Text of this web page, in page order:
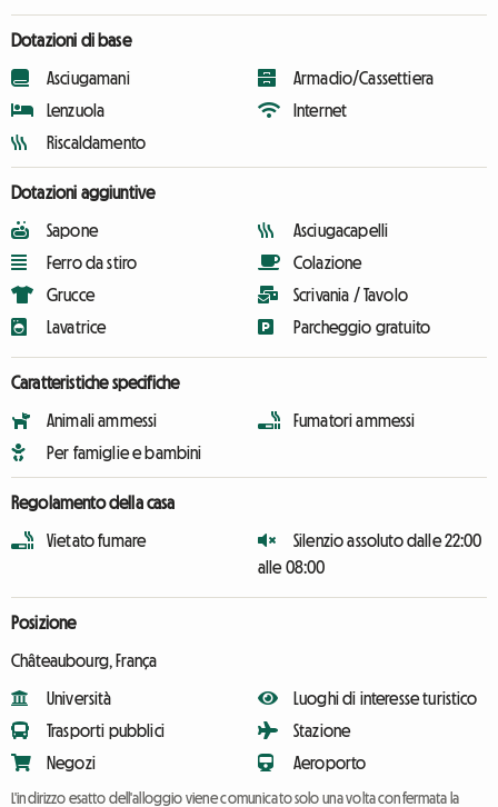
Dotazioni di base
Asciugamani
Lenzuola
Riscaldamento
Armadio/Cassettiera
Internet
Dotazioni aggiuntive
Sapone
Ferro da stiro
Grucce
Lavatrice
Asciugacapelli
Colazione
Scrivania / Tavolo
Parcheggio gratuito
Caratteristiche specifiche
Animali ammessi
Per famiglie e bambini
Fumatori ammessi
Regolamento della casa
Vietato fumare
Silenzio assoluto dalle 22:00
alle 08:00
Posizione
Châteaubourg, França
Università
Trasporti pubblici
Negozi
Luoghi di interesse turistico
Stazione
Aeroporto
L'indirizzo esatto dell'alloggio viene comunicato solo una volta confermata la